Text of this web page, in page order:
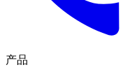
产品